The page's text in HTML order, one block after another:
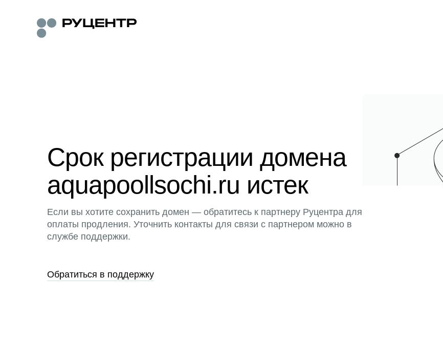
Срок регистрации домена
aquapoollsochi.ru истек
Если вы хотите сохранить домен — обратитесь к партнеру Руцентра для
оплаты продления. Уточнить контакты для связи с партнером можно в
службе поддержки.
Обратиться в поддержку